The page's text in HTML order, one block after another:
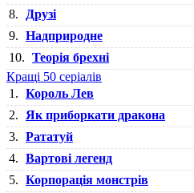
8.
Друзі
9. Надприродне
10. Теорія брехні
Кращі 50 серіалів
1. Король Лев
2.
Як приборкати дракона
3. Рататуй
4. Вартові легенд
5. Корпорація монстрів